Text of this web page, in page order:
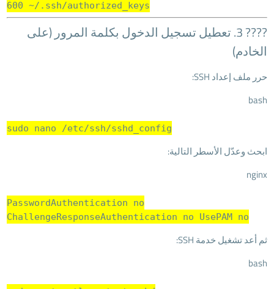
600 ~/.ssh/authorized_keys
???? 3. تعطيل تسجيل الدخول بكلمة المرور (على
الخادم)
حرر ملف إعداد SSH:
bash
sudo nano /etc/ssh/sshd_config
ابحث وعدّل الأسطر التالية:
nginx
PasswordAuthentication
no
ChallengeResponseAuthentication no UsePAM no
ثم أعد تشغيل خدمة SSH:
bash